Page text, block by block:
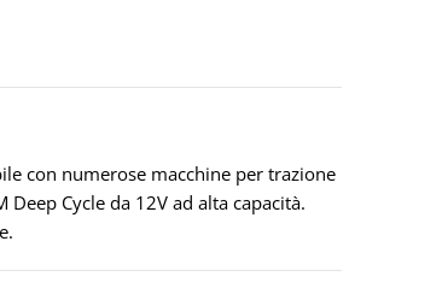
con numerose macchine per trazione
Cycle da 12V ad alta capacità.